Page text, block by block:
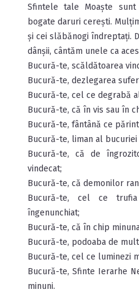
Sfintele tale Moaște
bogate daruri cerești.
și cei slăbănogi îndreptați.
dânșii, cântăm unele ca
Bucură-te, scăldătoarea
Bucură-te, dezlegarea
Bucură-te, cel ce degrabă
Bucură-te, că în vis sau în
Bucură-te, fântână ce
Bucură-te, liman al
Bucură-te, că de
vindecat;
Bucură-te, că demonilor
Bucură-te, cel ce
îngenunchiat;
Bucură-te, că în chip
Bucură-te, podoaba de
Bucură-te, cel ce luminezi
Bucură-te, Sfinte Ierarhe
minuni.